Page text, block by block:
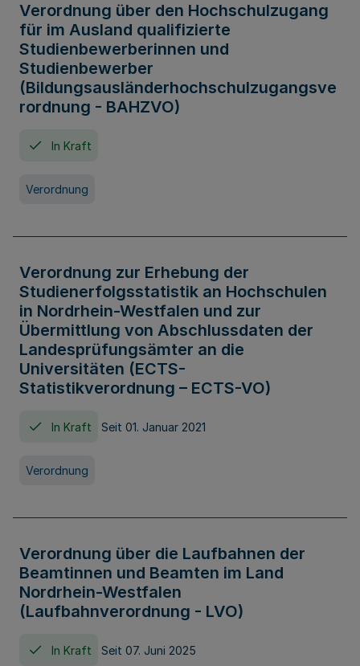
Verordnung über den Hochschulzugang
für im Ausland qualifizierte
Studienbewerberinnen und
Studienbewerber
(Bildungsausländerhochschulzugangsve
rordnung - BAHZVO)
In Kraft
Verordnung
Verordnung zur Erhebung der
Studienerfolgsstatistik an Hochschulen
in Nordrhein-Westfalen und zur
Übermittlung von Abschlussdaten der
Landesprüfungsämter an die
Universitäten (ECTS-
Statistikverordnung – ECTS-VO)
In Kraft Seit 01. Januar 2021
Verordnung
Verordnung über die Laufbahnen der
Beamtinnen und Beamten im Land
Nordrhein-Westfalen
(Laufbahnverordnung - LVO)
In Kraft Seit 07. Juni 2025